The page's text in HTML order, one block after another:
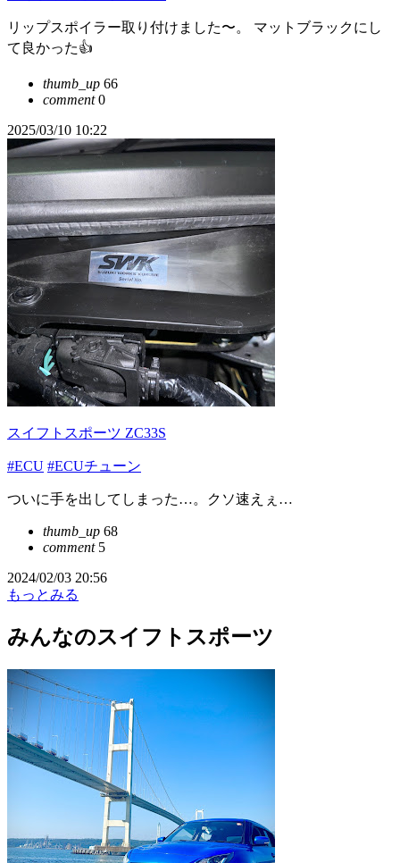
リップスポイラー取り付けました〜。 マットブラックにし
て良かった👍
thumb_up 66
comment0
2025/03/10 10:22
スイフトスポーツ ZC33S
#ECU #ECUチューン
ついに手を出してしまった…。クソ速えぇ…
thumb_up 68
comment5
2024/02/03 20:56
もっとみる
みんなのスイフトスポーツ